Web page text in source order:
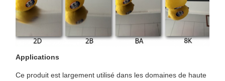
Applications
Ce produit est largement utilisé dans les domaines de haute